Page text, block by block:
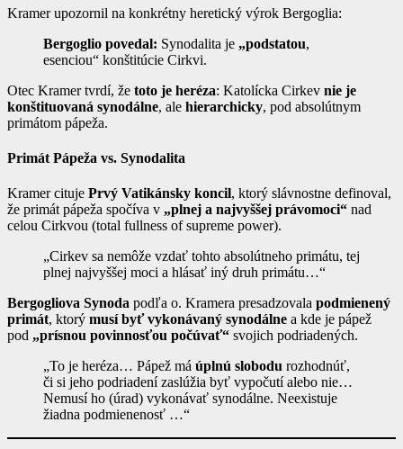
Kramer upozornil na konkrétny heretický výrok Bergoglia:
Bergoglio povedal: Synodalita je „podstatou,
esenciou“ konštitúcie Cirkvi.
Otec Kramer tvrdí, že toto je heréza: Katolícka Cirkev nie je
konštituovaná synodálne, ale hierarchicky, pod absolútnym
primátom pápeža.
Primát Pápeža vs. Synodalita
Kramer cituje Prvý Vatikánsky koncil, ktorý slávnostne definoval,
že primát pápeža spočíva v „plnej a najvyššej právomoci“ nad
celou Cirkvou (total fullness of supreme power).
„Cirkev sa nemôže vzdať tohto absolútneho primátu, tej
plnej najvyššej moci a hlásať iný druh primátu…“
Bergogliova Synoda podľa o. Kramera presadzovala podmienený
primát, ktorý musí byť vykonávaný synodálne a kde je pápež
pod „prísnou povinnosťou počúvať“ svojich podriadených.
„To je heréza… Pápež má úplnú slobodu rozhodnúť,
či si jeho podriadení zaslúžia byť vypočutí alebo nie…
Nemusí ho (úrad) vykonávať synodálne. Neexistuje
žiadna podmienenosť …“